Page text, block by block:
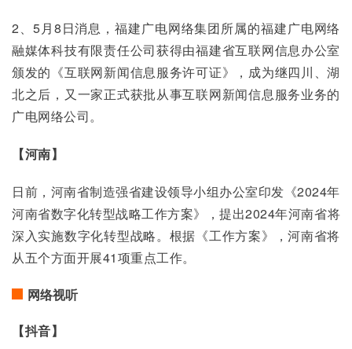
2、5月8日消息，福建广电网络集团所属的福建广电网络
融媒体科技有限责任公司获得由福建省互联网信息办公室
颁发的《互联网新闻信息服务许可证》，成为继四川、湖
北之后，又一家正式获批从事互联网新闻信息服务业务的
广电网络公司。
【河南】
日前，河南省制造强省建设领导小组办公室印发《2024年
河南省数字化转型战略工作方案》，提出2024年河南省将
深入实施数字化转型战略。根据《工作方案》，河南省将
从五个方面开展41项重点工作。
网络视听
【抖音】